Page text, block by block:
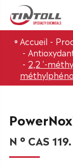
Accueil
2,2 '-
N ° CAS 119.